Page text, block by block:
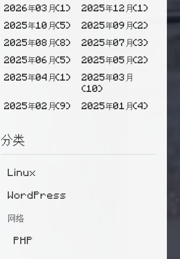
2026年03月(1) 2025年12月(1)
2025年10月(5) 2025年09月(2)
2025年08月(8) 2025年07月(3)
2025年06月(5) 2025年05月(2)
2025年04月(1)
2025年03月
(10)
2025年02月(9) 2025年01月(4)
2024年07月(1)
2022年09月(1)
分类
Linux
WordPress
网络
PHP